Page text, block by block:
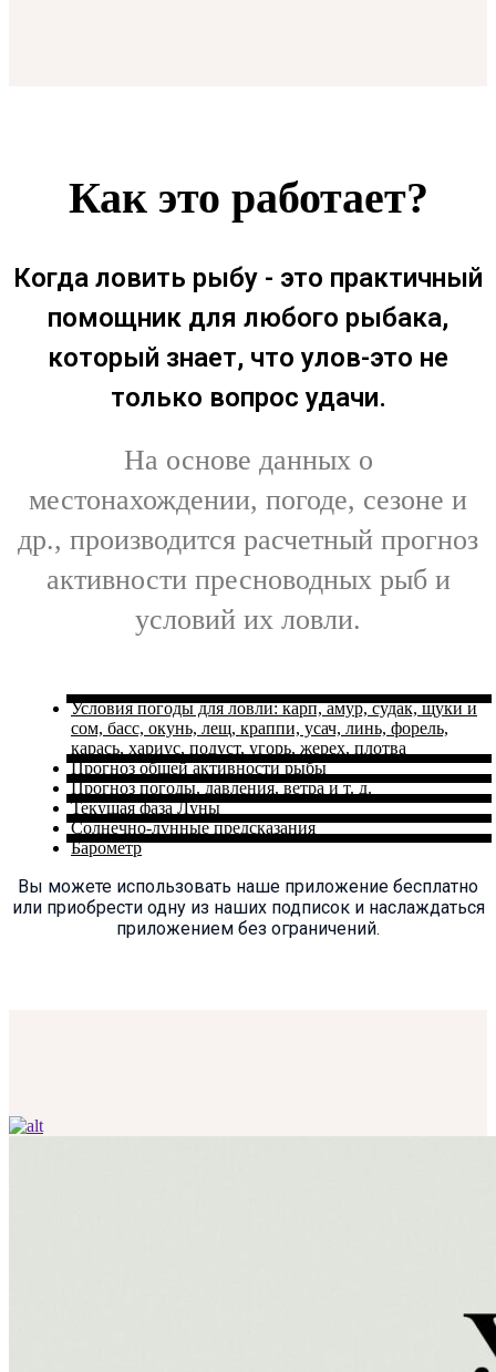
Как это работает?
Когда ловить рыбу - это практичный
помощник для любого рыбака,
который знает, что улов-это не
только вопрос удачи.
На основе данных о
местонахождении, погоде, сезоне и
др., производится расчетный прогноз
активности пресноводных рыб и
условий их ловли.
Условия погоды для ловли: карп, амур, судак, щуки и
сом, басс, окунь, лещ, краппи, усач, линь, форель,
карась, хариус, подуст, угорь, жерех, плотва
Прогноз общей активности рыбы
Прогноз погоды, давления, ветра и т. д.
Текущая фаза Луны
Солнечно-лунные предсказания
Барометр
Вы можете использовать наше приложение бесплатно
или приобрести одну из наших подписок и наслаждаться
приложением без ограничений.